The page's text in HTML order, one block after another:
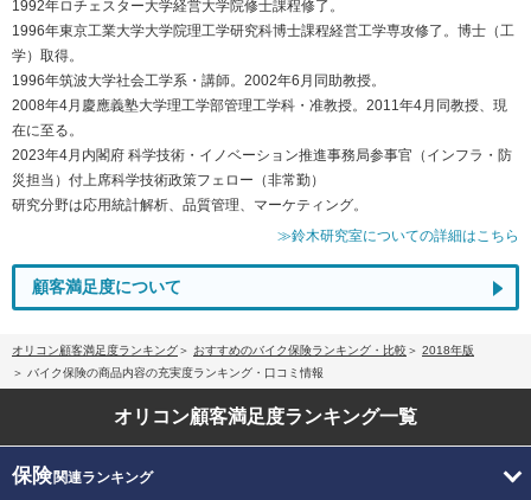
1992年ロチェスター大学経営大学院修士課程修了。
1996年東京工業大学大学院理工学研究科博士課程経営工学専攻修了。博士（工
学）取得。
1996年筑波大学社会工学系・講師。2002年6月同助教授。
2008年4月慶應義塾大学理工学部管理工学科・准教授。2011年4月同教授、現
在に至る。
2023年4月内閣府 科学技術・イノベーション推進事務局参事官（インフラ・防
災担当）付上席科学技術政策フェロー（非常勤）
研究分野は応用統計解析、品質管理、マーケティング。
≫鈴木研究室についての詳細はこちら
顧客満足度について
オリコン顧客満足度ランキング おすすめのバイク保険ランキング・比較
2018年版
バイク保険の商品内容の充実度ランキング・口コミ情報
オリコン顧客満足度ランキング一覧
保険関連ランキング